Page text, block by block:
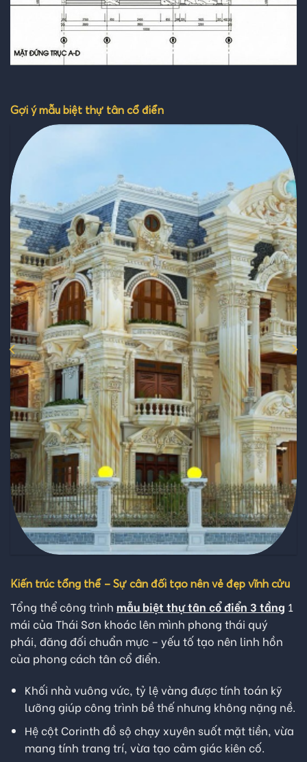
Gợi ý mẫu biệt thự tân cổ điển
aXây trọn gói Biệt thự chị Quyên Ninh Hiệp,
Hà Nội
Chủ đầu tư:Chị Quyên
Địa chỉ:Ninh Hiệp Hà Nội
Diện tích: 750m2
Số tầng:3 tầng + 1 mái
Kiến trúc tổng thể – Sự cân đối tạo nên vẻ đẹp vĩnh cửu
Tổng thể công trình mẫu biệt thự tân cổ điển 3 tầng 1
mái của Thái Sơn khoác lên mình phong thái quý
phái, đăng đối chuẩn mực – yếu tố tạo nên linh hồn
của phong cách tân cổ điển.
Khối nhà vuông vức, tỷ lệ vàng được tính toán kỹ
lưỡng giúp công trình bề thế nhưng không nặng nề.
Hệ cột Corinth đồ sộ chạy xuyên suốt mặt tiền, vừa
mang tính trang trí, vừa tạo cảm giác kiên cố.